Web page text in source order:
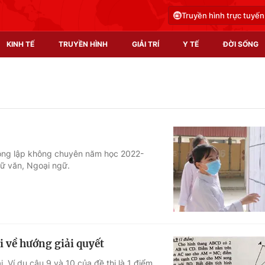
Truyền hình trực tuyến
KINH TẾ TRUYỀN HÌNH GIẢI TRÍ Y TẾ ĐỜI SỐNG
Hậu trường
Giải sao mai
Video
Shorts video
Podcast
EMagazine
Photo
Infographic
lập không chuyên năm học 2022-
văn, Ngoại ngữ.
về hướng giải quyết
Ví dụ câu 9 và 10 của đề thi là 1 điểm